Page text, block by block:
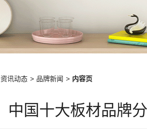
资讯动态 > 品牌新闻 > 内容页
中国十大板材品牌